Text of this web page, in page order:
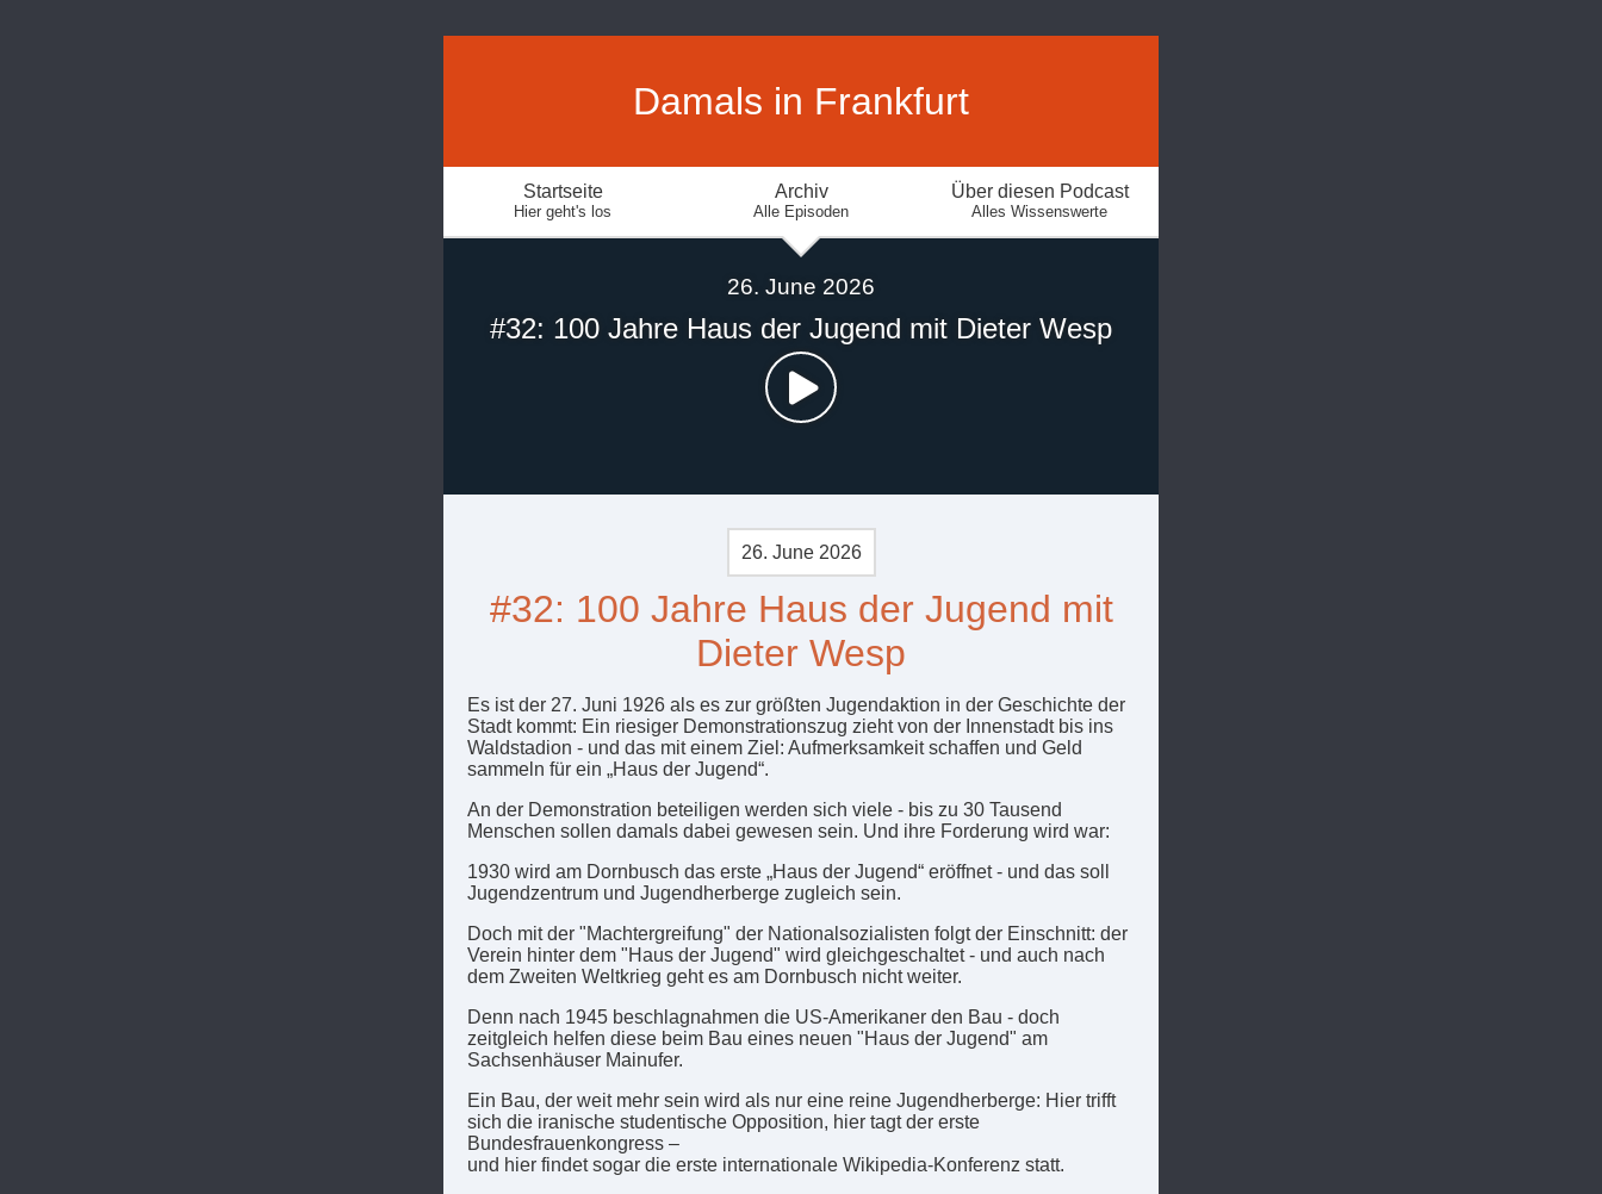
Damals in Frankfurt
Startseite
Hier geht's los
Archiv
Alle Episoden
Über diesen Podcast
Alles Wissenswerte
26. June 2026
#32: 100 Jahre Haus der Jugend mit Dieter Wesp
26. June 2026
#32: 100 Jahre Haus der Jugend mit
Dieter Wesp
Es ist der 27. Juni 1926 als es zur größten Jugendaktion in der Geschichte der
Stadt kommt: Ein riesiger Demonstrationszug zieht von der Innenstadt bis ins
Waldstadion - und das mit einem Ziel: Aufmerksamkeit schaffen und Geld
sammeln für ein „Haus der Jugend“.
An der Demonstration beteiligen werden sich viele - bis zu 30 Tausend
Menschen sollen damals dabei gewesen sein. Und ihre Forderung wird war:
1930 wird am Dornbusch das erste „Haus der Jugend“ eröffnet - und das soll
Jugendzentrum und Jugendherberge zugleich sein.
Doch mit der "Machtergreifung" der Nationalsozialisten folgt der Einschnitt: der
Verein hinter dem "Haus der Jugend" wird gleichgeschaltet - und auch nach
dem Zweiten Weltkrieg geht es am Dornbusch nicht weiter.
Denn nach 1945 beschlagnahmen die US-Amerikaner den Bau - doch
zeitgleich helfen diese beim Bau eines neuen "Haus der Jugend" am
Sachsenhäuser Mainufer.
Ein Bau, der weit mehr sein wird als nur eine reine Jugendherberge: Hier trifft
sich die iranische studentische Opposition, hier tagt der erste
Bundesfrauenkongress –
und hier findet sogar die erste internationale Wikipedia-Konferenz statt.